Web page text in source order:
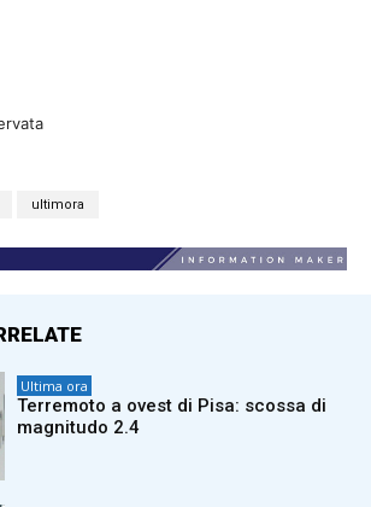
ultimora
Ultima ora
Terremoto a ovest di Pisa: scossa di
magnitudo 2.4